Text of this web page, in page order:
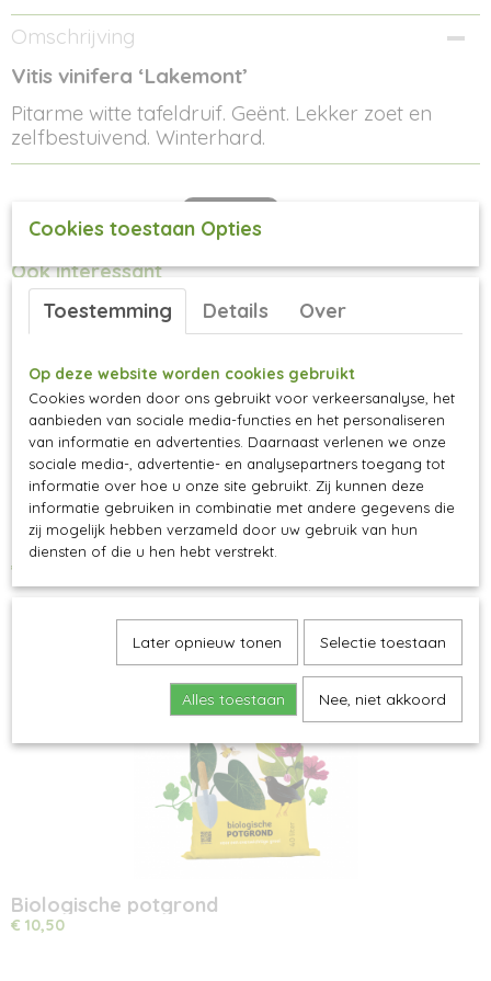
Productcode
144-162
Omschrijving
Vitis vinifera ‘Lakemont’
Pitarme witte tafeldruif. Geënt. Lekker zoet en
zelfbestuivend. Winterhard.
Ook interessant
Blauwe druif 'Venus Blue'
€ 12,95
Biologische potgrond
€ 10,50
Cookies toestaan Opties
Toestemming Details Over
Op deze website worden cookies gebruikt
Cookies worden door ons gebruikt voor verkeersanalyse, het
aanbieden van sociale media-functies en het personaliseren
van informatie en advertenties. Daarnaast verlenen we onze
sociale media-, advertentie- en analysepartners toegang tot
informatie over hoe u onze site gebruikt. Zij kunnen deze
informatie gebruiken in combinatie met andere gegevens die
zij mogelijk hebben verzameld door uw gebruik van hun
diensten of die u hen hebt verstrekt.
Later opnieuw tonen Selectie toestaan
Alles toestaan Nee, niet akkoord